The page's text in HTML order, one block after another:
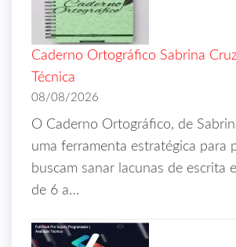
Caderno Ortográfico Sabrina
Técnica
08/08/2026
O Caderno Ortográfico, de
uma ferramenta estratégica para
buscam sanar lacunas de escrita
de 6 a…